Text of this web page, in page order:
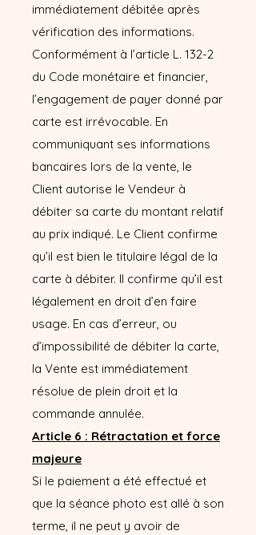
immédiatement débitée après
vérification des informations.
Conformément à l’article L. 132-2
du Code monétaire et financier,
l’engagement de payer donné par
carte est irrévocable. En
communiquant ses informations
bancaires lors de la vente, le
Client autorise le Vendeur à
débiter sa carte du montant relatif
au prix indiqué. Le Client confirme
qu’il est bien le titulaire légal de la
carte à débiter. Il confirme qu’il est
légalement en droit d’en faire
usage. En cas d’erreur, ou
d’impossibilité de débiter la carte,
la Vente est immédiatement
résolue de plein droit et la
commande annulée.
Article 6 : Rétractation et force
majeure
Si le paiement a été effectué et
que la séance photo est allé à son
terme, il ne peut y avoir de